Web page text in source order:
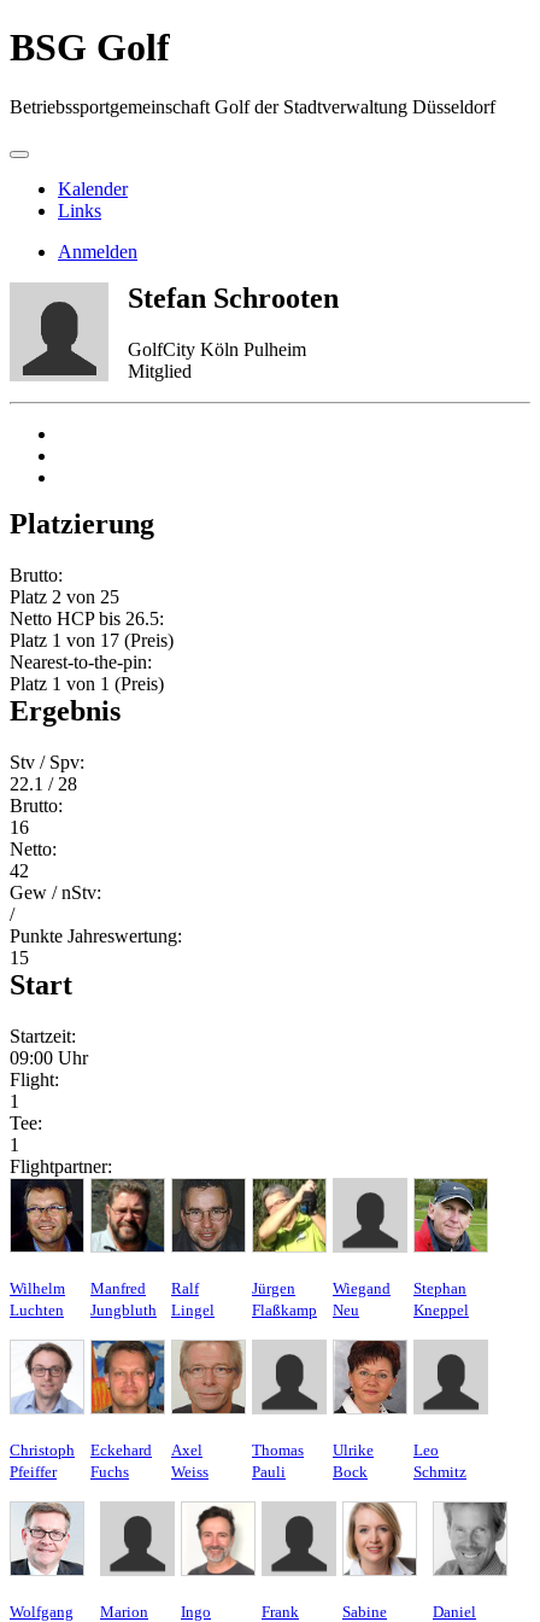
BSG Golf
Betriebssportgemeinschaft Golf der Stadtverwaltung Düsseldorf
Kalender
Links
Anmelden
Stefan Schrooten
GolfCity Köln Pulheim
Mitglied
Platzierung
Brutto:
Platz 2 von 25
Netto HCP bis 26.5:
Platz 1 von 17 (Preis)
Nearest-to-the-pin:
Platz 1 von 1 (Preis)
Ergebnis
Stv / Spv:
22.1 / 28
Brutto:
16
Netto:
42
Gew / nStv:
/
Punkte Jahreswertung:
15
Start
Startzeit:
09:00 Uhr
Flight:
1
Tee:
1
Flightpartner:
Wilhelm
Luchten
Manfred
Jungbluth
Ralf
Lingel
Jürgen
Flaßkamp
Wiegand
Neu
Stephan
Kneppel
Christoph
Pfeiffer
Eckehard
Fuchs
Axel
Weiss
Thomas
Pauli
Ulrike
Bock
Leo
Schmitz
Wolfgang Marion Ingo Frank Sabine Daniel